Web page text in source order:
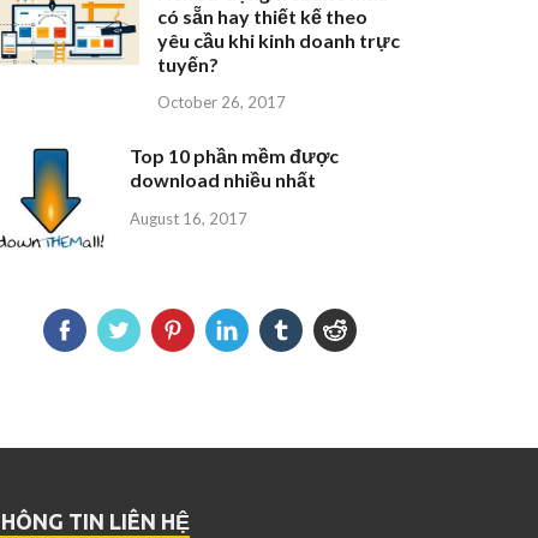
có sẵn hay thiết kế theo
yêu cầu khi kinh doanh trực
tuyến?
October 26, 2017
Top 10 phần mềm được
download nhiều nhất
August 16, 2017
TIN LIÊN HỆ